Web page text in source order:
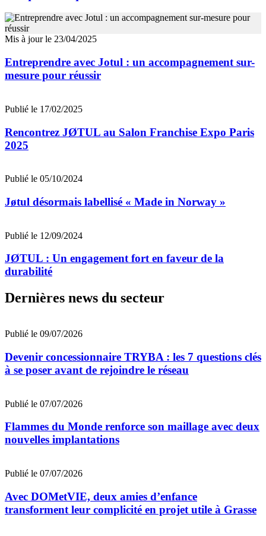
Mis à jour le 23/04/2025
Entreprendre avec Jotul : un accompagnement sur-
mesure pour réussir
Publié le 17/02/2025
Rencontrez JØTUL au Salon Franchise Expo Paris
2025
Publié le 05/10/2024
Jøtul désormais labellisé « Made in Norway »
Publié le 12/09/2024
JØTUL : Un engagement fort en faveur de la
durabilité
Dernières news du secteur
Publié le 09/07/2026
Devenir concessionnaire TRYBA : les 7 questions clés
à se poser avant de rejoindre le réseau
Publié le 07/07/2026
Flammes du Monde renforce son maillage avec deux
nouvelles implantations
Publié le 07/07/2026
Avec DOMetVIE, deux amies d’enfance
transforment leur complicité en projet utile à Grasse